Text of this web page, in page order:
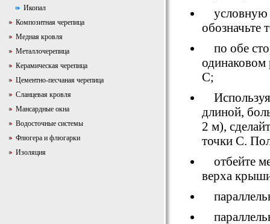
условную
обозначьте
по обе
одинаковом
С;
длиной,
2 м),
точки С.
отбейте
верха
Икопал
Композитная черепица
Медная кровля
Металлочерепица
Керамическая черепица
Цементно-песчаная черепица
Сланцевая кровля
Мансардные окна
Водосточные системы
Флюгера и флюгарки
Изоляция